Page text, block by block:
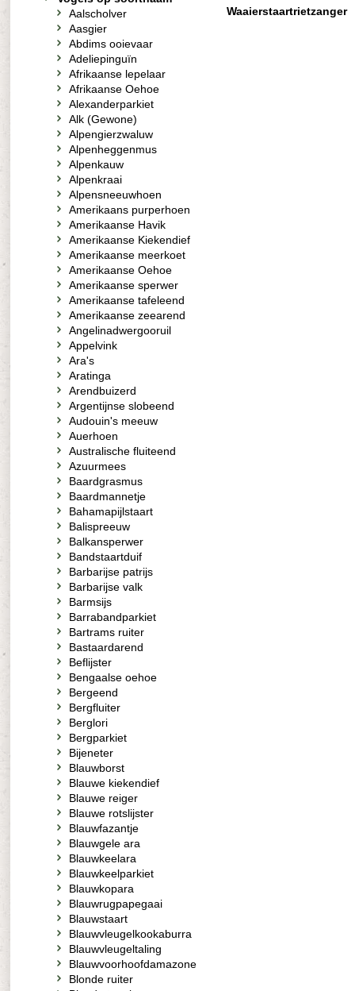
Waaierstaartrietzanger
Aalscholver
Aasgier
Abdims ooievaar
Adeliepinguïn
Afrikaanse lepelaar
Afrikaanse Oehoe
Alexanderparkiet
Alk (Gewone)
Alpengierzwaluw
Alpenheggenmus
Alpenkauw
Alpenkraai
Alpensneeuwhoen
Amerikaans purperhoen
Amerikaanse Havik
Amerikaanse Kiekendief
Amerikaanse meerkoet
Amerikaanse Oehoe
Amerikaanse sperwer
Amerikaanse tafeleend
Amerikaanse zeearend
Angelinadwergooruil
Appelvink
Ara's
Aratinga
Arendbuizerd
Argentijnse slobeend
Audouin's meeuw
Auerhoen
Australische fluiteend
Azuurmees
Baardgrasmus
Baardmannetje
Bahamapijlstaart
Balispreeuw
Balkansperwer
Bandstaartduif
Barbarijse patrijs
Barbarijse valk
Barmsijs
Barrabandparkiet
Bartrams ruiter
Bastaardarend
Beflijster
Bengaalse oehoe
Bergeend
Bergfluiter
Berglori
Bergparkiet
Bijeneter
Blauwborst
Blauwe kiekendief
Blauwe reiger
Blauwe rotslijster
Blauwfazantje
Blauwgele ara
Blauwkeelara
Blauwkeelparkiet
Blauwkopara
Blauwrugpapegaai
Blauwstaart
Blauwvleugelkookaburra
Blauwvleugeltaling
Blauwvoorhoofdamazone
Blonde ruiter